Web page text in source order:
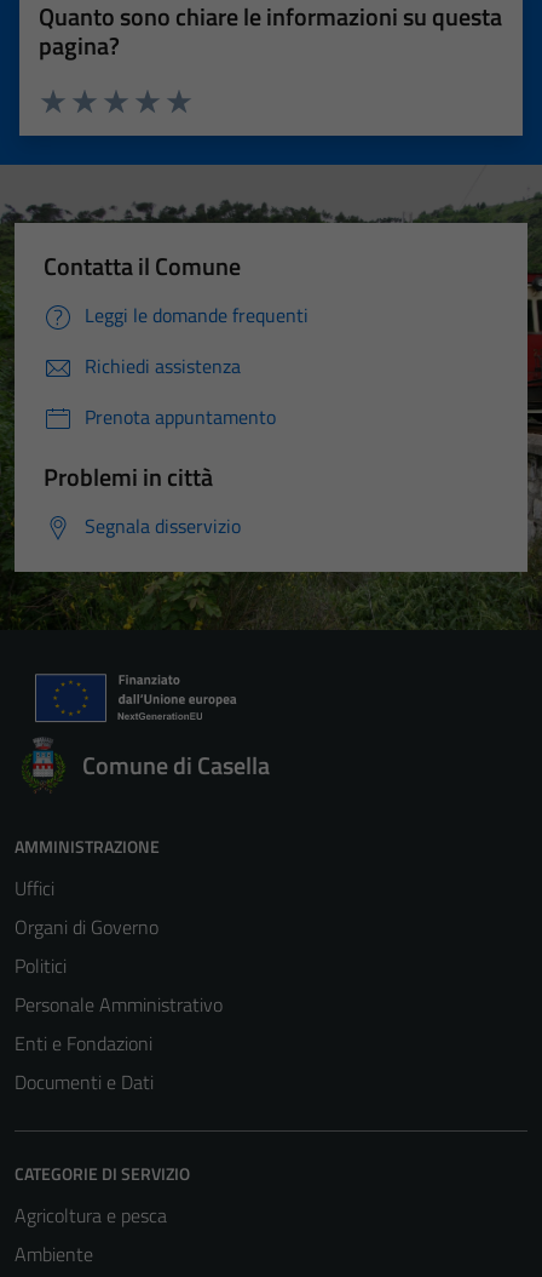
Quanto sono chiare le informazioni su questa
pagina?
Valuta 5 stelle su 5
Valuta 4 stelle su 5
Valuta 3 stelle su 5
Valuta 2 stelle su 5
Valuta 1 stelle su 5
Contatta il Comune
Leggi le domande frequenti
Richiedi assistenza
Prenota appuntamento
Problemi in città
Segnala disservizio
Comune di Casella
AMMINISTRAZIONE
Uffici
Organi di Governo
Politici
Personale Amministrativo
Enti e Fondazioni
Documenti e Dati
CATEGORIE DI SERVIZIO
Agricoltura e pesca
Ambiente